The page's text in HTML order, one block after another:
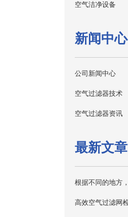
空气洁净设备
新闻中心
公司新闻中心
空气过滤器技术
空气过滤器资讯
最新文章